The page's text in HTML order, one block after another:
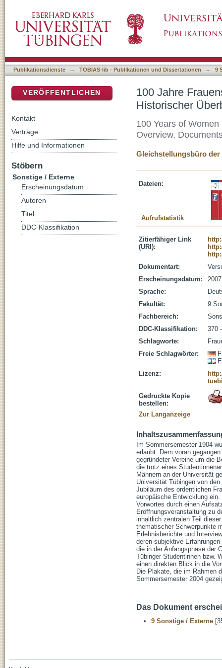
Zeitzeuginnenberichte und Zeitdokumente
Publikationsdienste → TOBIAS-lib - Publikationen und Dissertationen → 9
100 Jahre
Historischer
100 Years of
Overview,
Gleichstellungsbüro
Dateien:
Aufrufstatistik
Zitierfähiger Link
(URI):
Dokumentart:
Erscheinungsdatum:
2007
Sprache:
Fakultät:
9
Fachbereich:
DDC-Klassifikation:
370
Schlagworte:
Freie Schlagwörter:
Lizenz:
Gedruckte Kopie
bestellen:
Zur Langanzeige
Im Sommersemester 1904
erlaubt. Dem voran
gegründeter Vereine um die
die trotz eines
Männern an der Universität
Universität Tübingen von
Jubiläum des ordentlichen
europäische Entwicklung
Vorwortes durch einen
Eröffnungsveranstaltung zu
inhaltlich zentralen Teil
thematischer Schwerpunkte
Erlebnisberichte und
deren subjektive
die in der Anfangsphase der
Tübinger Studentinnen bzw.
einen direkten Blick in die
Die Plakate, die im Rahmen
Sommersemester 2004
Das Dokument
9 Sonstige / Externe
VERÖFFENTLICHEN
Kontakt
Verträge
Hilfe und Informationen
Stöbern
Sonstige / Externe
Erscheinungsdatum
Autoren
Titel
DDC-Klassifikation